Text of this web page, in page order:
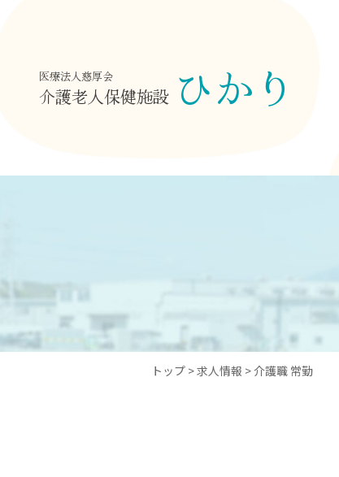
医療法人慈厚会
介護老人保健施設 ひかり
トップ >求人情報 >介護職 常勤